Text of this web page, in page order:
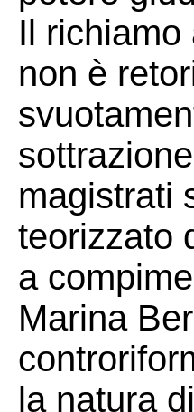
Il richiamo
non è
magistrati
teorizzato
a
Marina
la natura